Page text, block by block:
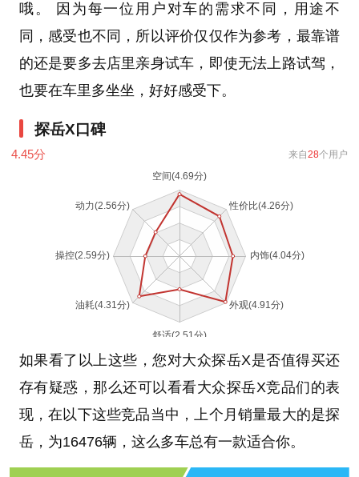
哦。 因为每一位用户对车的需求不同，用途不
同，感受也不同，所以评价仅仅作为参考，最靠谱
的还是要多去店里亲身试车，即使无法上路试驾，
也要在车里多坐坐，好好感受下。
探岳X口碑
4.45分 来自28个用户
如果看了以上这些，您对大众探岳X是否值得买还
存有疑惑，那么还可以看看大众探岳X竞品们的表
现，在以下这些竞品当中，上个月销量最大的是探
岳，为16476辆，这么多车总有一款适合你。